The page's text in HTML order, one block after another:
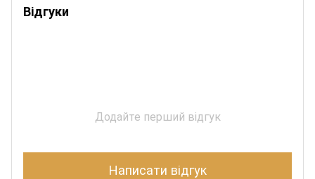
Відгуки
Додайте перший відгук
Написати відгук